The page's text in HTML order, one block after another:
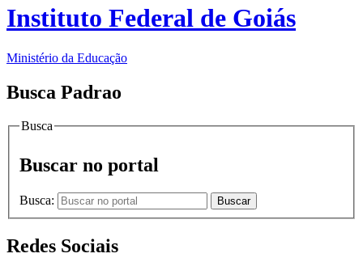
Instituto Federal de Goiás
Ministério da Educação
Busca Padrao
Busca
Buscar no portal
Busca: Buscar
Redes Sociais